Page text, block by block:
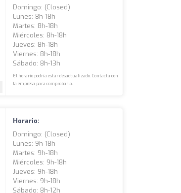
Domingo: (closed)
Lunes: 8h-18h
Martes: 8h-18h
Miércoles: 8h-18h
Jueves: 8h-18h
Viernes: 8h-18h
Sábado: 8h-13h
El horario podría estar desactualizado. Contacta con
la empresa para comprobarlo.
Horario:
Domingo: (closed)
Lunes: 9h-18h
Martes: 9h-18h
Miércoles: 9h-18h
Jueves: 9h-18h
Viernes: 9h-18h
Sábado: 8h-12h